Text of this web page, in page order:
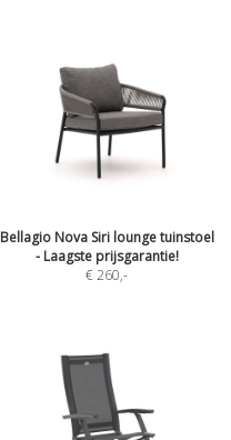
Bellagio Nova Siri lounge tuinstoel
- Laagste prijsgarantie!
€ 260,-